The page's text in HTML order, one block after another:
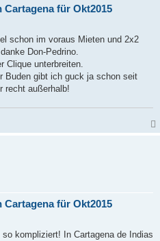
für Okt2015
schon im voraus Mieten und 2x2
Don-Pedrino.
Clique unterbreiten.
Buden gibt ich guck ja schon seit
recht außerhalb!
für Okt2015
kompliziert! In Cartagena de Indias